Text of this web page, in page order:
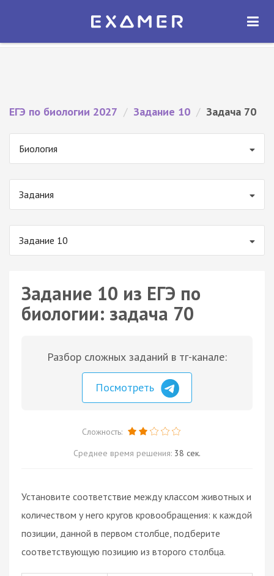
Экзамер — ЕГЭ 2027
ОТКРЫТЬ
ЕГЭ по биологии 2027 / Задание 10 / Задача 70
Биология
Задания
Задание 10
Задание 10 из ЕГЭ по
биологии: задача 70
Разбор сложных заданий в тг-канале:
Посмотреть
Сложность:
Среднее время решения: 38 сек.
Установите соответствие между классом животных и
количеством у него кругов кровообращения: к каждой
позиции, данной в первом столбце, подберите
соответствующую позицию из второго столбца.